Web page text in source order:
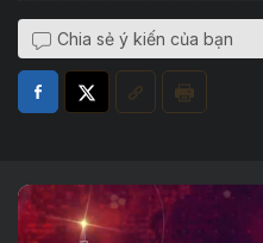
Chia sẻ ý kiến của bạn